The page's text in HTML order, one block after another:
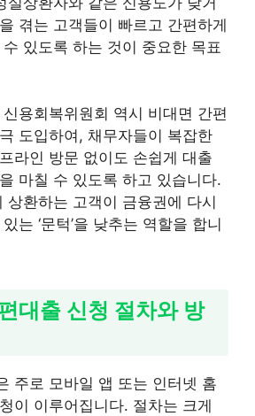
겪는 고객들이 빠르고 간편하게
있도록 하는 것이 중요한 목표
용회복위원회 역시 비대면 간편
도입하여, 채무자들이 복잡한
라인 방문 없이도 손쉽게 대출
마칠 수 있도록 하고 있습니다.
상환하는 고객이 금융권에 다시
는 ‘문턱’을 낮추는 역할을 합니
대출 신청 절차와 방
주로 모바일 앱 또는 인터넷 홈
이 이루어집니다. 절차는 크게